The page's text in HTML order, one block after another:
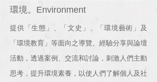
環境。Environment
提供「生態」、「文史」、「環境藝術」及
「環境教育」等面向之導覽、經驗分享與論壇
活動，透過案例、交流和討論，刺激人們主動
思考，提升環境素養，以使人們了解個人及社